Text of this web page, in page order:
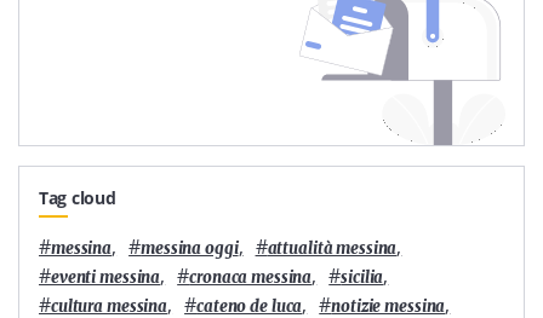
Tag cloud
#messina, #messina oggi, #attualità messina,
#eventi messina, #cronaca messina, #sicilia,
#cultura messina, #cateno de luca, #notizie messina,